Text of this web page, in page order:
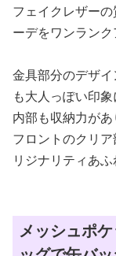
フェイクレザー
ーデをワンランク
金具部分のデザ
も大人っぽい印象
内部も収納力があ
フロントのクリ
リジナリティあふ
メッシュポ